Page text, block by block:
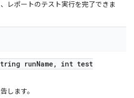
レポートのテスト実行を完了できま
runName ,
int test
します。